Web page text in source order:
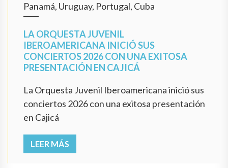
Panamá, Uruguay, Portugal, Cuba
LA ORQUESTA JUVENIL
IBEROAMERICANA INICIÓ SUS
CONCIERTOS 2026 CON UNA EXITOSA
PRESENTACIÓN EN CAJICÁ
La Orquesta Juvenil Iberoamericana inició sus
conciertos 2026 con una exitosa presentación
en Cajicá
LEER MÁS